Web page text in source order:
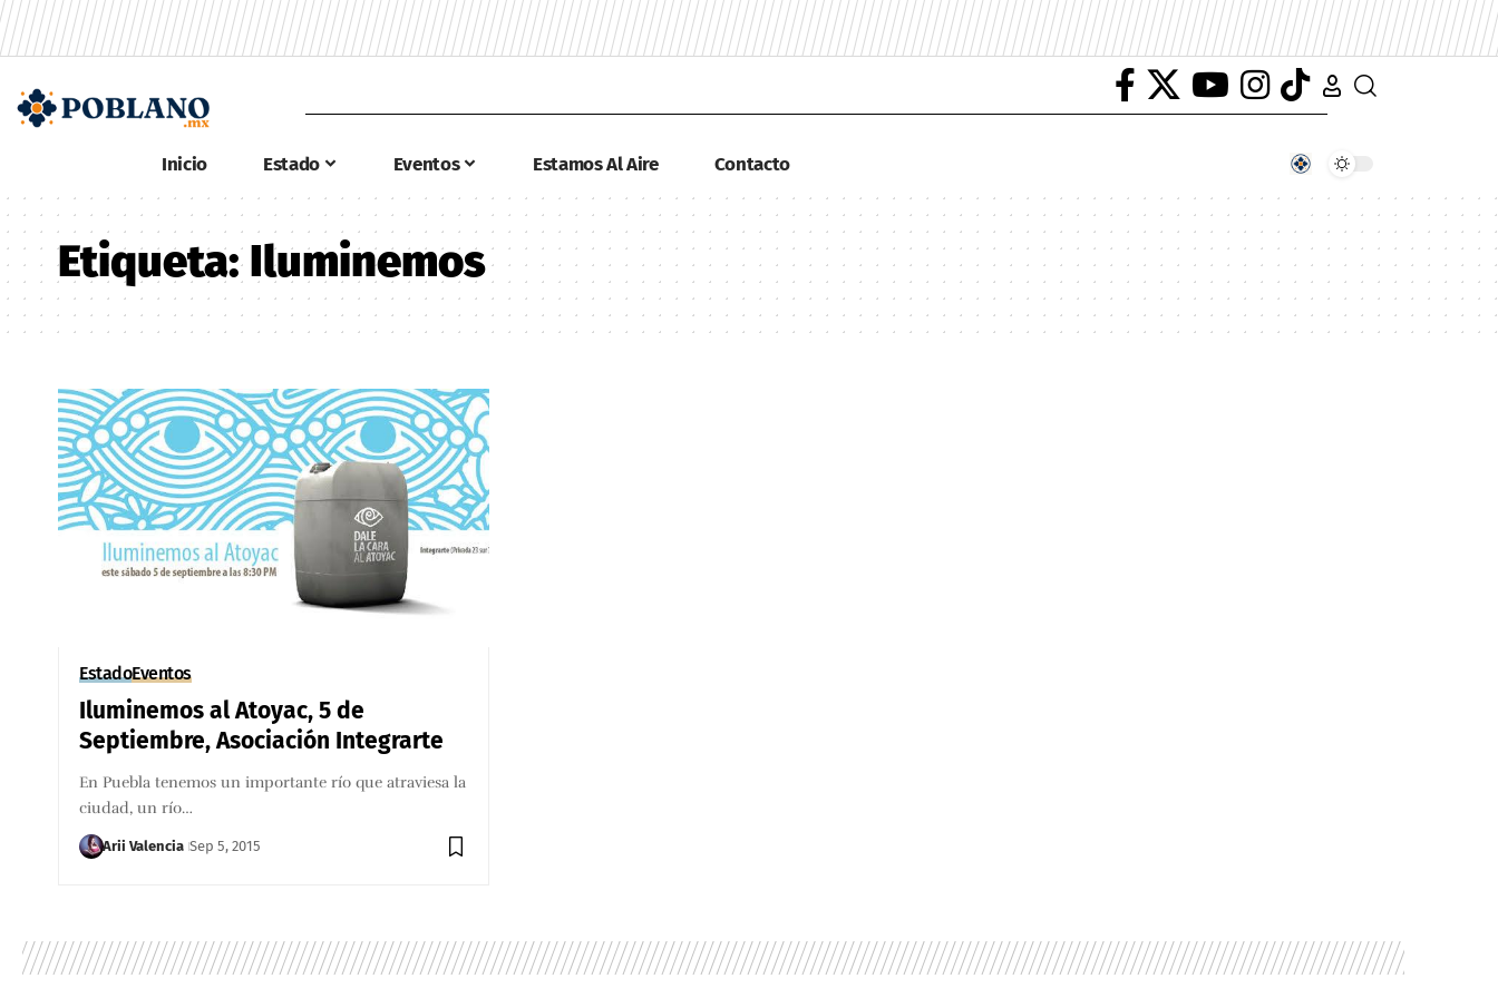
Inicio Estado Eventos Estamos Al Aire Contacto
Etiqueta:Iluminemos
EstadoEventos
Iluminemos al Atoyac, 5 de
Septiembre, Asociación Integrarte
En Puebla tenemos un importante río que atraviesa la
ciudad, un río…
Arii Valencia Sep 5, 2015